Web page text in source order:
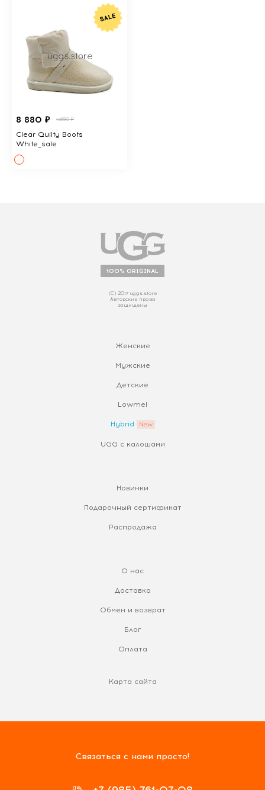
8 880 ₽ 13690 ₽
Clear Quilty Boots
White_sale
100% ORIGINAL
(С) 2017 uggs.store
Авторские права
защищены
Женские
Мужские
Детские
Lowmel
Hybrid
UGG с калошами
Новинки
Подарочный сертификат
Распродажа
О нас
Доставка
Обмен и возврат
Блог
Оплата
Карта сайта
Связаться с нами просто!